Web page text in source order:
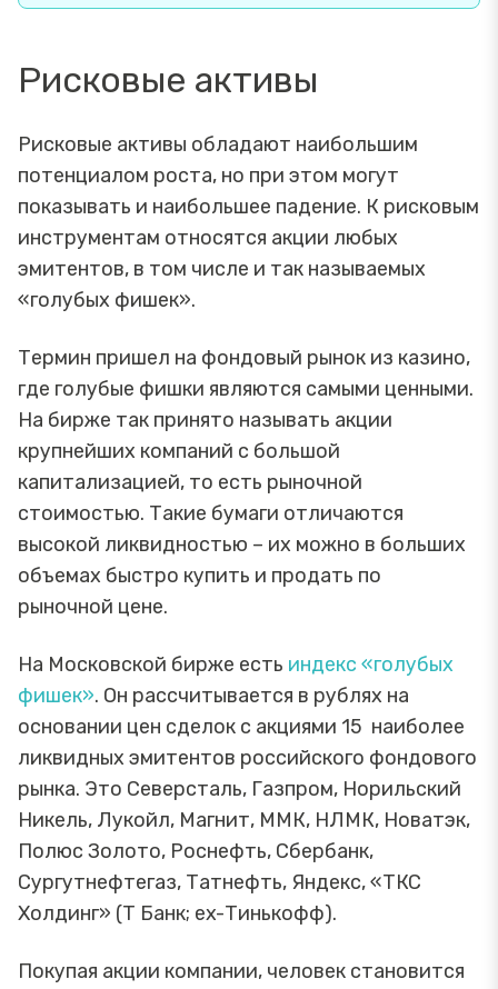
Рисковые активы
Рисковые активы обладают наибольшим
потенциалом роста, но при этом могут
показывать и наибольшее падение. К рисковым
инструментам относятся акции любых
эмитентов, в том числе и так называемых
«голубых фишек».
Термин пришел на фондовый рынок из казино,
где голубые фишки являются самыми ценными.
На бирже так принято называть акции
крупнейших компаний с большой
капитализацией, то есть рыночной
стоимостью. Такие бумаги отличаются
высокой ликвидностью – их можно в больших
объемах быстро купить и продать по
рыночной цене.
На Московской бирже есть индекс «голубых
фишек». Он рассчитывается в рублях на
основании цен сделок с акциями 15 наиболее
ликвидных эмитентов российского фондового
рынка. Это Северсталь, Газпром, Норильский
Никель, Лукойл, Магнит, ММК, НЛМК, Новатэк,
Полюс Золото, Роснефть, Сбербанк,
Сургутнефтегаз, Татнефть, Яндекс, «ТКС
Холдинг» (Т Банк; ex-Тинькофф).
Покупая акции компании, человек становится